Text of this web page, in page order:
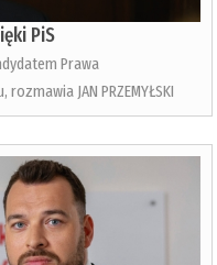
PiS
Prawa
JAN PRZEMYŁSKI